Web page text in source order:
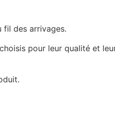
fil des arrivages.
pour leur qualité et